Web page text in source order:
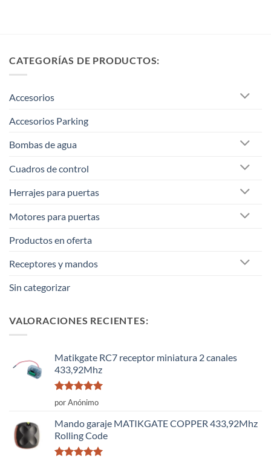
CATEGORÍAS DE PRODUCTOS:
Accesorios
Accesorios Parking
Bombas de agua
Cuadros de control
Herrajes para puertas
Motores para puertas
Productos en oferta
Receptores y mandos
Sin categorizar
VALORACIONES RECIENTES:
Matikgate RC7 receptor miniatura 2 canales
433,92Mhz
Valorado
con
por Anónimo
Mando garaje MATIKGATE COPPER 433,92Mhz
Rolling Code